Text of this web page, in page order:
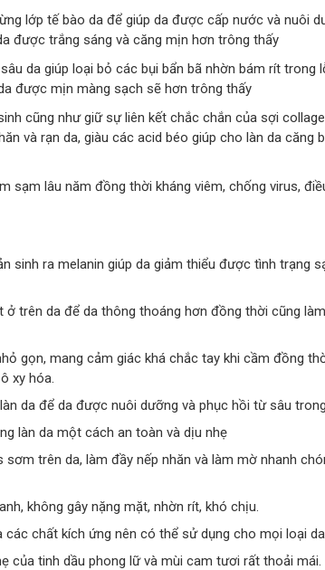
lớp tế bào da để giúp da được cấp nước và nuôi
được trắng sáng và căng mịn hơn trông thấy
da giúp loại bỏ các bụi bẩn bã nhờn bám rít
được mịn màng sạch sẽ hơn trông thấy
cũng như giữ sự liên kết chắc chắn của sợi
và rạn da, giàu các acid béo giúp cho làn da căng
sạm lâu năm đồng thời kháng viêm, chống virus,
sinh ra melanin giúp da giảm thiểu được tình trạng
ở trên da để da thông thoáng hơn đồng thời cũng
gọn, mang cảm giác khá chắc tay khi cầm đồng
xy hóa.
da để da được nuôi dưỡng và phục hồi từ sâu
làn da một cách an toàn và dịu nhẹ
sơm trên da, làm đầy nếp nhăn và làm mờ nhanh
không gây nặng mặt, nhờn rít, khó chịu.
chất kích ứng nên có thể sử dụng cho mọi loại
của tinh dầu phong lữ và mùi cam tươi rất thoải mái.